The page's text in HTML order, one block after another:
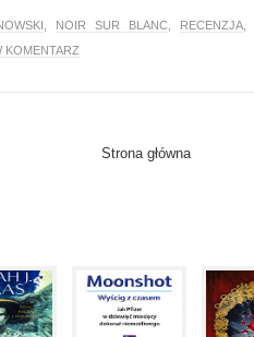
NOIR SUR BLANC RECENZJA
KOMENTARZ
Strona główna